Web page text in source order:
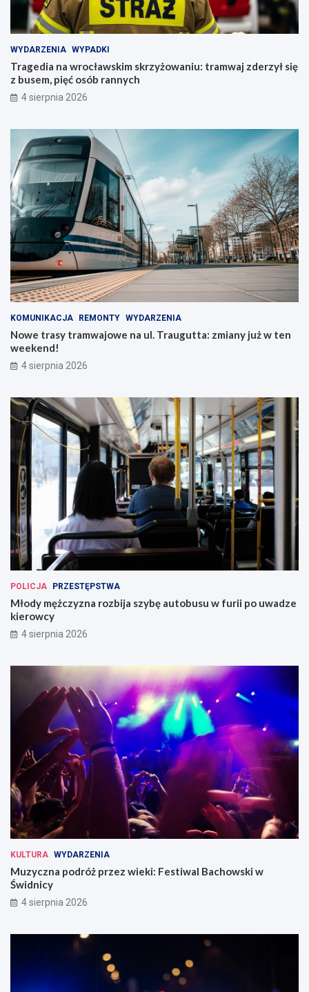
WYDARZENIA WYPADKI
Tragedia na wrocławskim skrzyżowaniu: tramwaj zderzył się
z busem, pięć osób rannych
4 sierpnia 2026
KOMUNIKACJA REMONTY WYDARZENIA
Nowe trasy tramwajowe na ul. Traugutta: zmiany już w ten
weekend!
4 sierpnia 2026
POLICJA PRZESTĘPSTWA
Młody mężczyzna rozbija szybę autobusu w furii po uwadze
kierowcy
4 sierpnia 2026
KULTURA WYDARZENIA
Muzyczna podróż przez wieki: Festiwal Bachowski w
Świdnicy
4 sierpnia 2026